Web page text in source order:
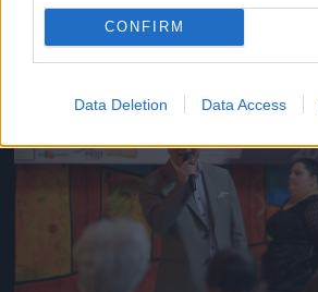
CONFIRM
Data Deletion Data Access
Jön még kép!